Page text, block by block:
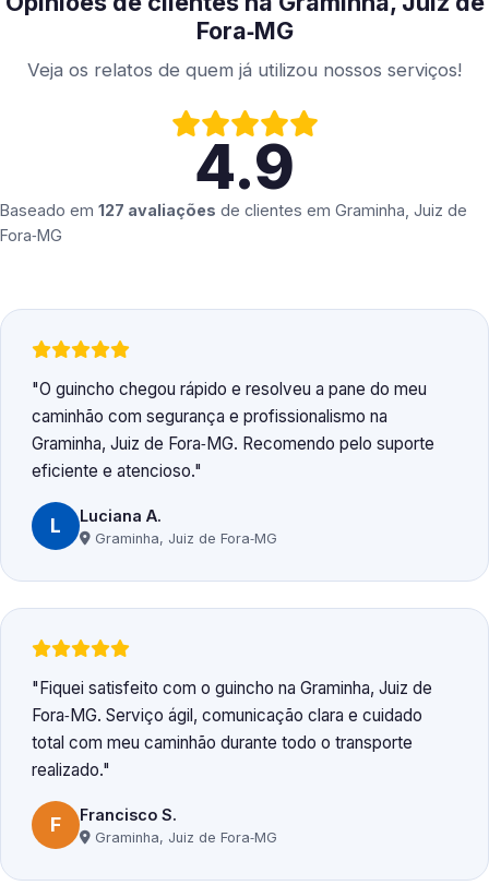
Fora‑MG
Veja os relatos de quem já utilizou nossos serviços!
4.9
Baseado em 127 avaliações de clientes em Graminha, Juiz de
Fora‑MG
O guincho chegou rápido e resolveu a pane do meu
caminhão com segurança e profissionalismo na
Graminha, Juiz de Fora‑MG. Recomendo pelo suporte
eficiente e atencioso.
L Luciana A.
Graminha, Juiz de Fora‑MG
Fiquei satisfeito com o guincho na Graminha, Juiz de
Fora‑MG. Serviço ágil, comunicação clara e cuidado
total com meu caminhão durante todo o transporte
realizado.
F Francisco S.
Graminha, Juiz de Fora‑MG